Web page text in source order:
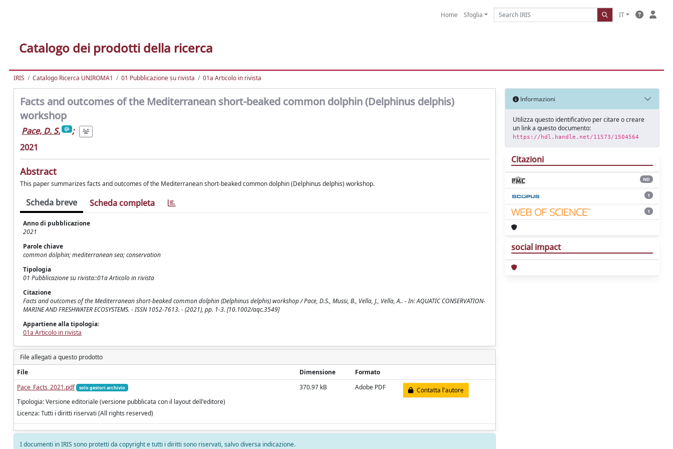
Home Sfoglia IT
Catalogo dei prodotti della ricerca
IRIS Catalogo Ricerca UNIROMA1 01 Pubblicazione su rivista 01a Articolo in rivista
Facts and outcomes of the Mediterranean short-beaked common dolphin (Delphinus delphis)
workshop
Pace, D. S.
;
2021
Abstract
This paper summarizes facts and outcomes of the Mediterranean short‐beaked common dolphin (Delphinus delphis) workshop.
Scheda breve Scheda completa
Anno di pubblicazione
2021
Parole chiave
common dolphin; mediterranean sea; conservation
Tipologia
01 Pubblicazione su rivista::01a Articolo in rivista
Citazione
Facts and outcomes of the Mediterranean short-beaked common dolphin (Delphinus delphis) workshop / Pace, D.S., Mussi, B., Vella, J., Vella, A.. - In: AQUATIC CONSERVATION-
MARINE AND FRESHWATER ECOSYSTEMS. - ISSN 1052-7613. - (2021), pp. 1-3. [10.1002/aqc.3549]
Appartiene alla tipologia:
01a Articolo in rivista
File allegati a questo prodotto
File
Dimensione
Formato
Pace_Facts_2021.pdf
solo gestori archivio
Tipologia: Versione editoriale (versione pubblicata con il layout dell'editore)
Licenza: Tutti i diritti riservati (All rights reserved)
370.97 kB Adobe PDF Contatta l'autore
I documenti in IRIS sono protetti da copyright e tutti i diritti sono riservati, salvo diversa indicazione.
Informazioni
Utilizza questo identificativo per citare o creare
un link a questo documento:
https://hdl.handle.net/11573/1504564
Citazioni
ND
1
1
social impact